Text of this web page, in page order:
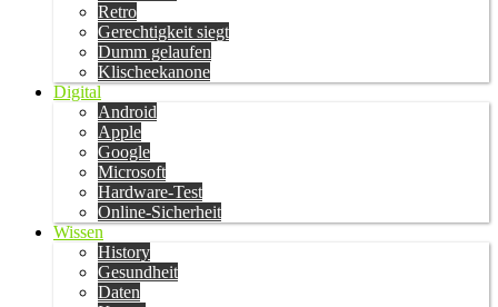
Retro
Gerechtigkeit siegt
Dumm gelaufen
Klischeekanone
Digital
Android
Apple
Google
Microsoft
Hardware-Test
Online-Sicherheit
Wissen
History
Gesundheit
Daten